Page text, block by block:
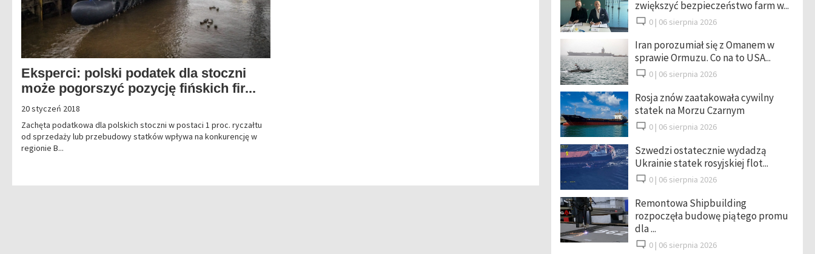
Eksperci: polski podatek dla stoczni
może pogorszyć pozycję fińskich fir...
20 styczeń 2018
Zachęta podatkowa dla polskich stoczni w postaci 1 proc. ryczałtu
od sprzedaży lub przebudowy statków wpływa na konkurencję w
regionie B...
zwiększyć bezpieczeństwo farm w...
0 | 06 sierpnia 2026
Iran porozumiał się z Omanem w
sprawie Ormuzu. Co na to USA...
0 | 06 sierpnia 2026
Rosja znów zaatakowała cywilny
statek na Morzu Czarnym
0 | 06 sierpnia 2026
Szwedzi ostatecznie wydadzą
Ukrainie statek rosyjskiej flot...
0 | 06 sierpnia 2026
Remontowa Shipbuilding
rozpoczęła budowę piątego promu
dla ...
0 | 06 sierpnia 2026